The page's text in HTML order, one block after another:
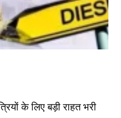
के लिए बड़ी राहत भरी